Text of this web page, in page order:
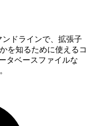
ドラインで、拡張子
を知るために使えるコ
タベースファイルな